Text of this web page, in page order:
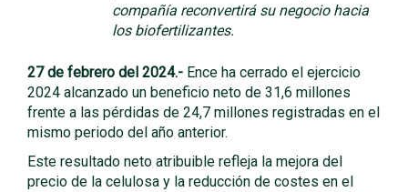
compañía reconvertirá su negocio hacia
los biofertilizantes.
27 de febrero del 2024.- Ence ha cerrado el ejercicio
2024 alcanzado un beneficio neto de 31,6 millones
frente a las pérdidas de 24,7 millones registradas en el
mismo periodo del año anterior.
Este resultado neto atribuible refleja la mejora del
precio de la celulosa y la reducción de costes en el